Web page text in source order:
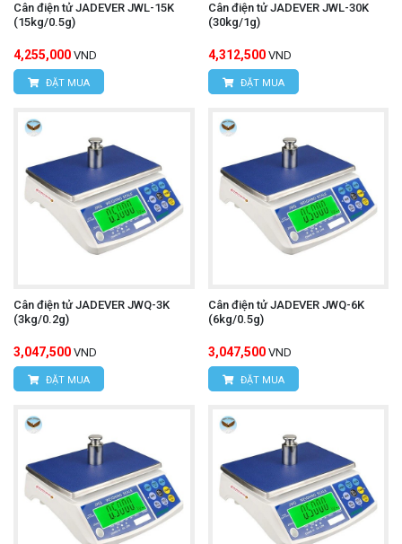
Cân điện tử JADEVER JWL-15K
(15kg/0.5g)
4,255,000 VND
ĐẶT MUA
Cân điện tử JADEVER JWL-30K
(30kg/1g)
4,312,500 VND
ĐẶT MUA
Cân điện tử JADEVER JWQ-3K
(3kg/0.2g)
3,047,500 VND
ĐẶT MUA
Cân điện tử JADEVER JWQ-6K
(6kg/0.5g)
3,047,500 VND
ĐẶT MUA